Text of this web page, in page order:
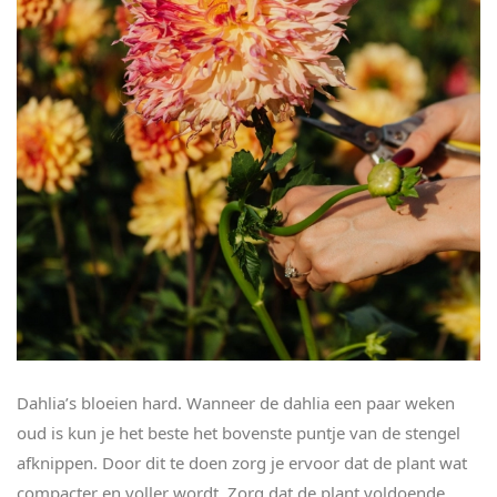
Dahlia’s bloeien hard. Wanneer de dahlia een paar weken
oud is kun je het beste het bovenste puntje van de stengel
afknippen. Door dit te doen zorg je ervoor dat de plant wat
compacter en voller wordt. Zorg dat de plant voldoende